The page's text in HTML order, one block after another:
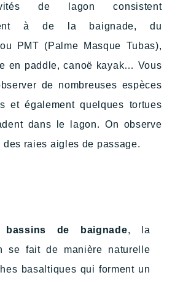
de lagon consistent
à de la baignade, du
PMT (Palme Masque Tubas),
en paddle, canoë kayak… Vous
de nombreuses espèces
et également quelques tortues
dans le lagon. On observe
des raies aigles de passage.
de baignade, la
se fait de manière naturelle
basaltiques qui forment un